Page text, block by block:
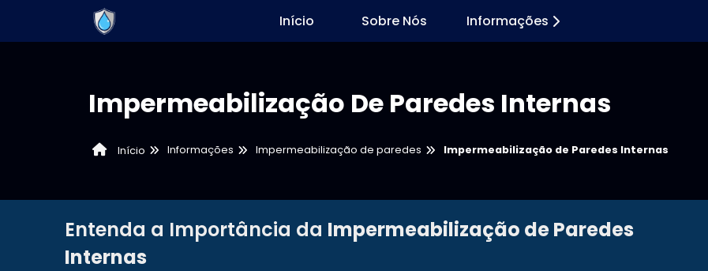
Início Sobre Nós Informações
Impermeabilização De Paredes Internas
Início Informações Impermeabilização de paredes Impermeabilização de Paredes Internas
Entenda a Importância da Impermeabilização de Paredes
Internas